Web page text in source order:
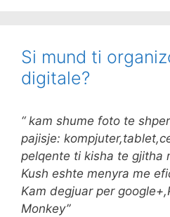
Si mund ti
digitale?
“ kam shume foto te
pajisje:
pelqente ti kisha te gjitha
Kush eshte menyra me
Kam degjuar per
Monkey”